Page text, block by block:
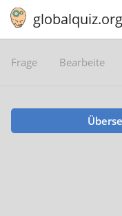
globalquiz.org
Frage Bearbeite